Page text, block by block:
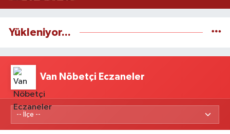
Yükleniyor...
Van Nöbetçi Eczaneler